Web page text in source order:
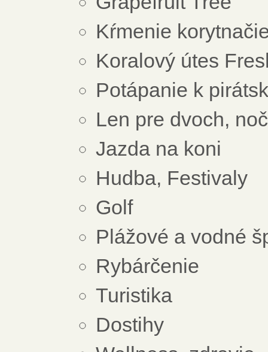
Kŕmenie
Koralový útes
Potápanie k
Len pre dvoch,
Jazda na koni
Hudba, Festivaly
Golf
Plážové a vodné
Rybárčenie
Turistika
Dostihy